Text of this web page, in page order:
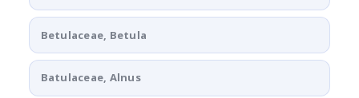
Betulaceae, Betula
Batulaceae, Alnus